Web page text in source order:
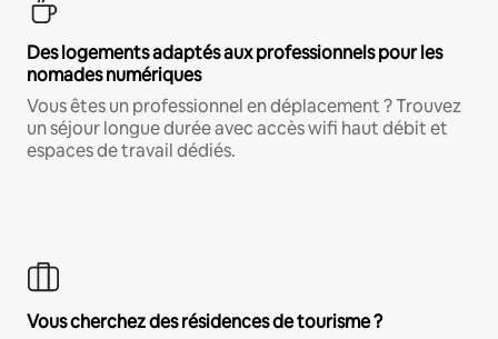
Des logements adaptés aux professionnels pour les
nomades numériques
Vous êtes un professionnel en déplacement ? Trouvez
un séjour longue durée avec accès wifi haut débit et
espaces de travail dédiés.
Vous cherchez des résidences de tourisme ?